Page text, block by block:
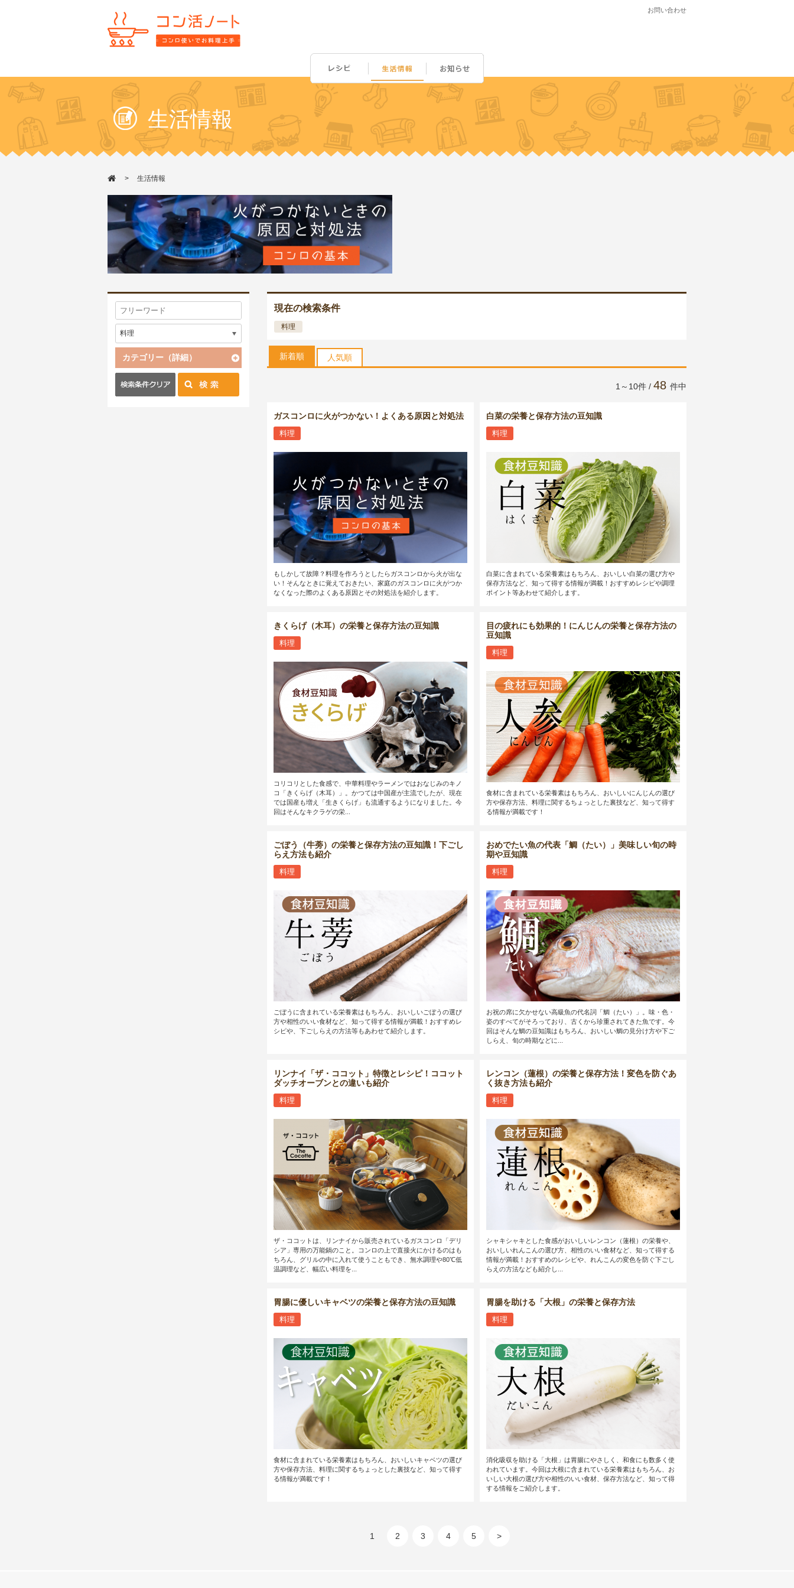
お問い合わせ
生活情報
生活情報
カテゴリー（詳細）
現在の検索条件
料理
新着順 人気順
1～10件 / 48 件中
ガスコンロに火がつかない！よくある原因と対処法
料理
もしかして故障？料理を作ろうとしたらガスコンロから火が出な
い！そんなときに覚えておきたい、家庭のガスコンロに火がつか
なくなった際のよくある原因とその対処法を紹介します。
白菜の栄養と保存方法の豆知識
料理
白菜に含まれている栄養素はもちろん、おいしい白菜の選び方や
保存方法など、知って得する情報が満載！おすすめレシピや調理
ポイント等あわせて紹介します。
きくらげ（木耳）の栄養と保存方法の豆知識
料理
コリコリとした食感で、中華料理やラーメンではおなじみのキノ
コ「きくらげ（木耳）」。かつては中国産が主流でしたが、現在
では国産も増え「生きくらげ」も流通するようになりました。今
回はそんなキクラゲの栄...
目の疲れにも効果的！にんじんの栄養と保存方法の
豆知識
料理
食材に含まれている栄養素はもちろん、おいしいにんじんの選び
方や保存方法、料理に関するちょっとした裏技など、知って得す
る情報が満載です！
ごぼう（牛蒡）の栄養と保存方法の豆知識！下ごし
らえ方法も紹介
料理
ごぼうに含まれている栄養素はもちろん、おいしいごぼうの選び
方や相性のいい食材など、知って得する情報が満載！おすすめレ
シピや、下ごしらえの方法等もあわせて紹介します。
おめでたい魚の代表「鯛（たい）」美味しい旬の時
期や豆知識
料理
お祝の席に欠かせない高級魚の代名詞「鯛（たい）」。味・色・
姿のすべてがそろっており、古くから珍重されてきた魚です。今
回はそんな鯛の豆知識はもちろん、おいしい鯛の見分け方や下ご
しらえ、旬の時期などに...
リンナイ「ザ・ココット」特徴とレシピ！ココット
ダッチオーブンとの違いも紹介
料理
ザ・ココットは、リンナイから販売されているガスコンロ「デリ
シア」専用の万能鍋のこと。コンロの上で直接火にかけるのはも
ちろん、グリルの中に入れて使うこともでき、無水調理や80℃低
温調理など、幅広い料理を...
レンコン（蓮根）の栄養と保存方法！変色を防ぐあ
く抜き方法も紹介
料理
シャキシャキとした食感がおいしいレンコン（蓮根）の栄養や、
おいしいれんこんの選び方、相性のいい食材など、知って得する
情報が満載！おすすめのレシピや、れんこんの変色を防ぐ下ごし
らえの方法なども紹介し...
胃腸に優しいキャベツの栄養と保存方法の豆知識
料理
食材に含まれている栄養素はもちろん、おいしいキャベツの選び
方や保存方法、料理に関するちょっとした裏技など、知って得す
る情報が満載です！
胃腸を助ける「大根」の栄養と保存方法
料理
消化吸収を助ける「大根」は胃腸にやさしく、和食にも数多く使
われています。今回は大根に含まれている栄養素はもちろん、お
いしい大根の選び方や相性のいい食材、保存方法など、知って得
する情報をご紹介します。
1 2 3 4 5 >